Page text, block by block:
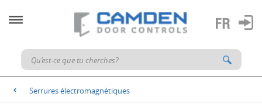
< Serrures électromagnétiques